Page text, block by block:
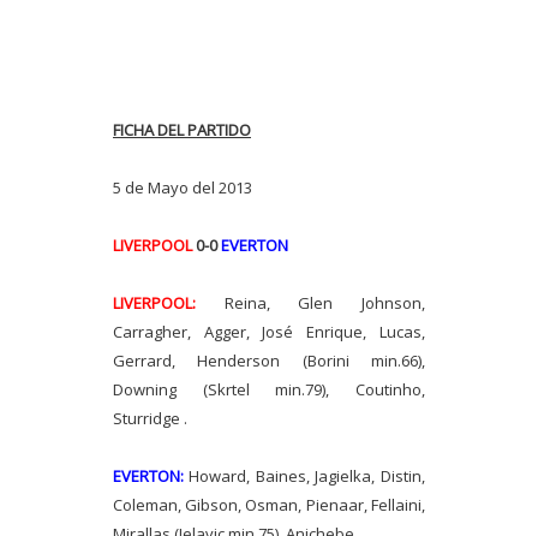
FICHA DEL PARTIDO
5 de Mayo del 2013
LIVERPOOL0-0EVERTON
LIVERPOOL: Reina, Glen Johnson,
Carragher, Agger, José Enrique, Lucas,
Gerrard, Henderson (Borini min.66),
Downing (Skrtel min.79), Coutinho,
Sturridge .
EVERTON:Howard, Baines, Jagielka, Distin,
Coleman, Gibson, Osman, Pienaar, Fellaini,